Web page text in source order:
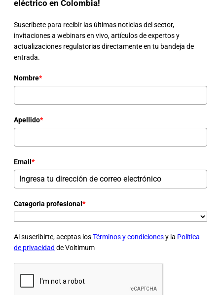
eléctrico en Colombia!
Suscríbete para recibir las últimas noticias del sector,
invitaciones a webinars en vivo, artículos de expertos y
actualizaciones regulatorias directamente en tu bandeja de
entrada.
Nombre*
Apellido*
Email *
Categoria profesional *
Al suscribirte, aceptas losTérminos y condicionesy la Política
de privacidad de Voltimum